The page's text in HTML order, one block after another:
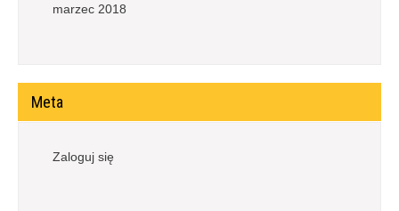
marzec 2018
Meta
Zaloguj się